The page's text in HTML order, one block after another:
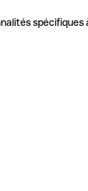
spécifiques